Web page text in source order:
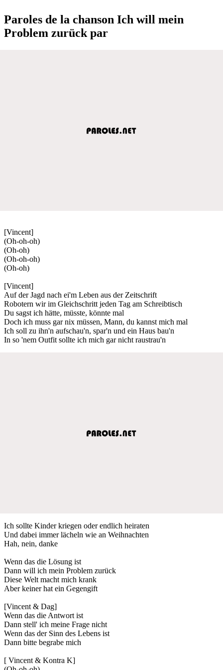
Paroles de la chanson Ich will mein
Problem zurück par
[Vincent]
(Oh-oh-oh)
(Oh-oh)
(Oh-oh-oh)
(Oh-oh)
[Vincent]
Auf der Jagd nach ei'm Leben aus der Zeitschrift
Robotern wir im Gleichschritt jeden Tag am Schreibtisch
Du sagst ich hätte, müsste, könnte mal
Doch ich muss gar nix müssen, Mann, du kannst mich mal
Ich soll zu ihn'n aufschau'n, spar'n und ein Haus bau'n
In so 'nem Outfit sollte ich mich gar nicht raustrau'n
Ich sollte Kinder kriegen oder endlich heiraten
Und dabei immer lächeln wie an Weihnachten
Hah, nein, danke
Wenn das die Lösung ist
Dann will ich mein Problem zurück
Diese Welt macht mich krank
Aber keiner hat ein Gegengift
[Vincent & Dag]
Wenn das die Antwort ist
Dann stell' ich meine Frage nicht
Wenn das der Sinn des Lebens ist
Dann bitte begrabe mich
[ Vincent & Kontra K]